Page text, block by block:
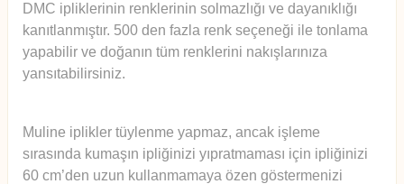
DMC ipliklerinin renklerinin solmazlığı ve dayanıklığı
kanıtlanmıştır. 500 den fazla renk seçeneği ile tonlama
yapabilir ve doğanın tüm renklerini nakışlarınıza
yansıtabilirsiniz.
Muline iplikler tüylenme yapmaz, ancak işleme
sırasında kumaşın ipliğinizi yıpratmaması için ipliğinizi
60 cm’den uzun kullanmamaya özen göstermenizi